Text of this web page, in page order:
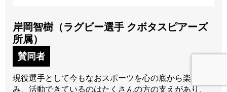
岸岡智樹（ラグビー選手 クボタスピアーズ
所属）
賛同者
現役選手として今もなおスポーツを心の底から楽し
み、活動できているのはたくさんの方の支えがあり、